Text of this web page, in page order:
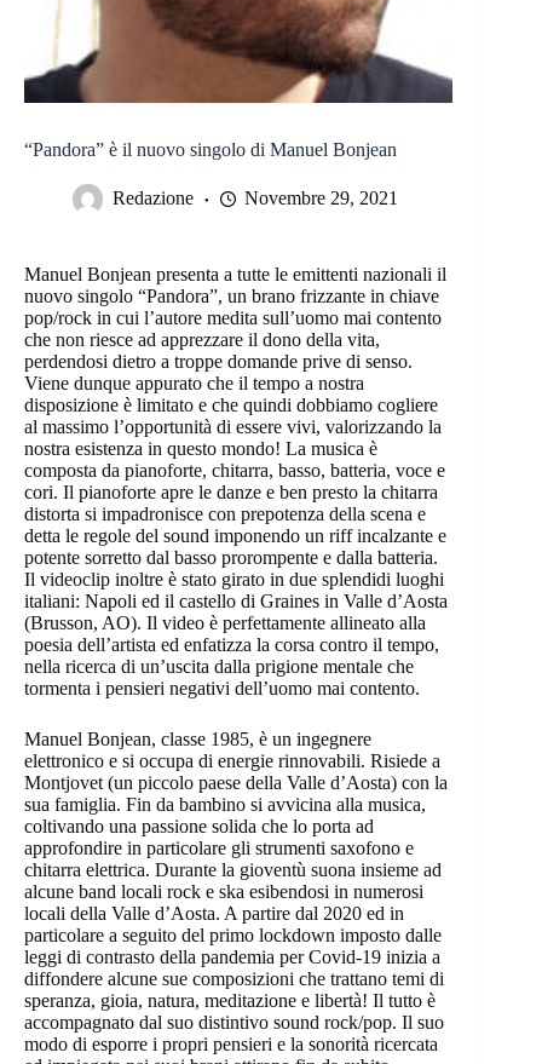
“Pandora” è il nuovo singolo di Manuel Bonjean
Redazione Novembre 29, 2021
Manuel Bonjean presenta a tutte le emittenti nazionali il
nuovo singolo “Pandora”, un brano frizzante in chiave
pop/rock in cui l’autore medita sull’uomo mai contento
che non riesce ad apprezzare il dono della vita,
perdendosi dietro a troppe domande prive di senso.
Viene dunque appurato che il tempo a nostra
disposizione è limitato e che quindi dobbiamo cogliere
al massimo l’opportunità di essere vivi, valorizzando la
nostra esistenza in questo mondo! La musica è
composta da pianoforte, chitarra, basso, batteria, voce e
cori. Il pianoforte apre le danze e ben presto la chitarra
distorta si impadronisce con prepotenza della scena e
detta le regole del sound imponendo un riff incalzante e
potente sorretto dal basso prorompente e dalla batteria.
Il videoclip inoltre è stato girato in due splendidi luoghi
italiani: Napoli ed il castello di Graines in Valle d’Aosta
(Brusson, AO). Il video è perfettamente allineato alla
poesia dell’artista ed enfatizza la corsa contro il tempo,
nella ricerca di un’uscita dalla prigione mentale che
tormenta i pensieri negativi dell’uomo mai contento.
Manuel Bonjean, classe 1985, è un ingegnere
elettronico e si occupa di energie rinnovabili. Risiede a
Montjovet (un piccolo paese della Valle d’Aosta) con la
sua famiglia. Fin da bambino si avvicina alla musica,
coltivando una passione solida che lo porta ad
approfondire in particolare gli strumenti saxofono e
chitarra elettrica. Durante la gioventù suona insieme ad
alcune band locali rock e ska esibendosi in numerosi
locali della Valle d’Aosta. A partire dal 2020 ed in
particolare a seguito del primo lockdown imposto dalle
leggi di contrasto della pandemia per Covid-19 inizia a
diffondere alcune sue composizioni che trattano temi di
speranza, gioia, natura, meditazione e libertà! Il tutto è
accompagnato dal suo distintivo sound rock/pop. Il suo
modo di esporre i propri pensieri e la sonorità ricercata